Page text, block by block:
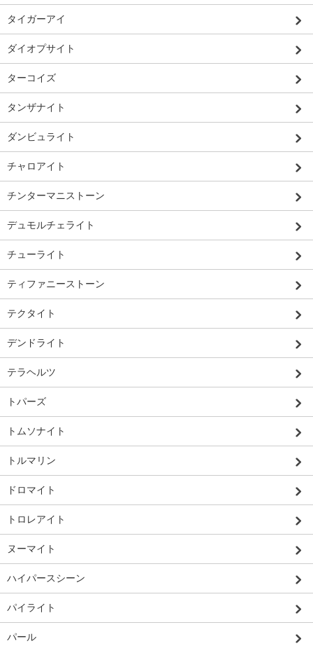
タイガーアイ
ダイオプサイト
ターコイズ
タンザナイト
ダンビュライト
チャロアイト
チンターマニストーン
デュモルチェライト
チューライト
ティファニーストーン
テクタイト
デンドライト
テラヘルツ
トパーズ
トムソナイト
トルマリン
ドロマイト
トロレアイト
ヌーマイト
ハイパースシーン
パイライト
パール